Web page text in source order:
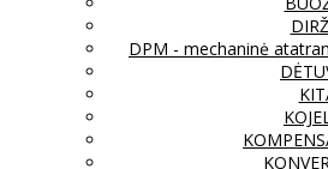
DPM - mechaninė